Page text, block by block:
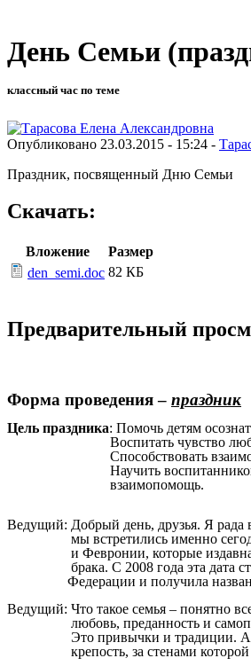
День Семьи
классный час по теме
Опубликовано 23.03.2015 - 15:24 -
Праздник, посвященный Дню Семьи
Скачать:
Вложение
Размер
den_semi.doc 82 КБ
Предварительный
Форма проведения – праздник
Цель праздника: Помочь детям
Воспитать чувство любви и
Способствовать
Научить воспитанников
взаимопомощь.
Ведущий: Добрый день, друзья. Я рада
мы встретились именно сегодня
и Февронии, которые издавна
брака. С 2008 года эта дата
Федерации и получила
Ведущий: Что такое семья – понятно
любовь, преданность и
Это привычки и традиции. А еще
крепость, за стенами которой